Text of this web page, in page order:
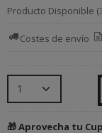
Producto Disponible
Costes de envío
🎁 Aprovecha tu